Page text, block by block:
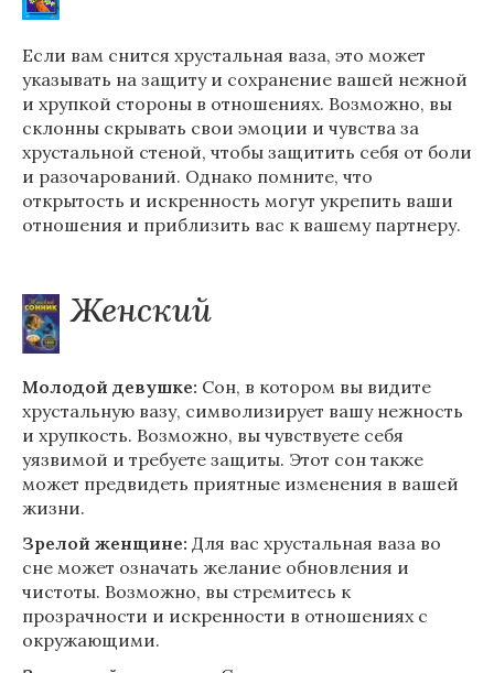
Если вам снится хрустальная ваза, это может
указывать на защиту и сохранение вашей нежной
и хрупкой стороны в отношениях. Возможно, вы
склонны скрывать свои эмоции и чувства за
хрустальной стеной, чтобы защитить себя от боли
и разочарований. Однако помните, что
открытость и искренность могут укрепить ваши
отношения и приблизить вас к вашему партнеру.
Женский
Молодой девушке: Сон, в котором вы видите
хрустальную вазу, символизирует вашу нежность
и хрупкость. Возможно, вы чувствуете себя
уязвимой и требуете защиты. Этот сон также
может предвидеть приятные изменения в вашей
жизни.
Зрелой женщине: Для вас хрустальная ваза во
сне может означать желание обновления и
чистоты. Возможно, вы стремитесь к
прозрачности и искренности в отношениях с
окружающими.